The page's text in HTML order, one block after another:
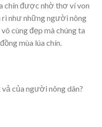
chín được nhờ thơ ví von
rì như những người nông
cùng đẹp mà chúng ta
mùa lúa chín.
của người nông dân?